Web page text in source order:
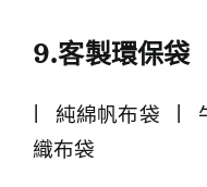
9.客製環保袋
| 純綿帆布袋 |
織布袋